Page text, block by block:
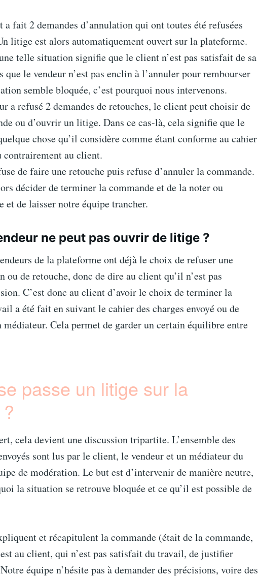
fait 2 demandes d’annulation qui ont toutes été refusées
litige est alors automatiquement ouvert sur la plateforme.
telle situation signifie que le client n’est pas satisfait de sa
que le vendeur n’est pas enclin à l’annuler pour rembourser
semble bloquée, c’est pourquoi nous intervenons.
a refusé 2 demandes de retouches, le client peut choisir de
ou d’ouvrir un litige. Dans ce cas-là, cela signifie que le
chose qu’il considère comme étant conforme au cahier
contrairement au client.
de faire une retouche puis refuse d’annuler la commande.
décider de terminer la commande et de la noter ou
et de laisser notre équipe trancher.
ne peut pas ouvrir de litige ?
de la plateforme ont déjà le choix de refuser une
ou de retouche, donc de dire au client qu’il n’est pas
C’est donc au client d’avoir le choix de terminer la
a été fait en suivant le cahier des charges envoyé ou de
médiateur. Cela permet de garder un certain équilibre entre
passe un litige sur la
cela devient une discussion tripartite. L’ensemble des
sont lus par le client, le vendeur et un médiateur du
de modération. Le but est d’intervenir de manière neutre,
la situation se retrouve bloquée et ce qu’il est possible de
et récapitulent la commande (était de la commande,
au client, qui n’est pas satisfait du travail, de justifier
équipe n’hésite pas à demander des précisions, voire des